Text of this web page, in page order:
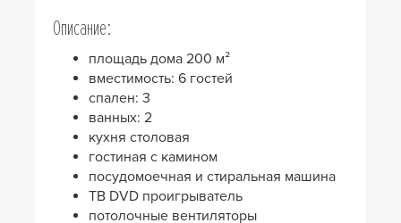
Описание:
площадь дома 200 м²
вместимость: 6 гостей
спален: 3
ванных: 2
кухня столовая
гостиная с камином
посудомоечная и стиральная машина
ТВ DVD проигрыватель
потолочные вентиляторы